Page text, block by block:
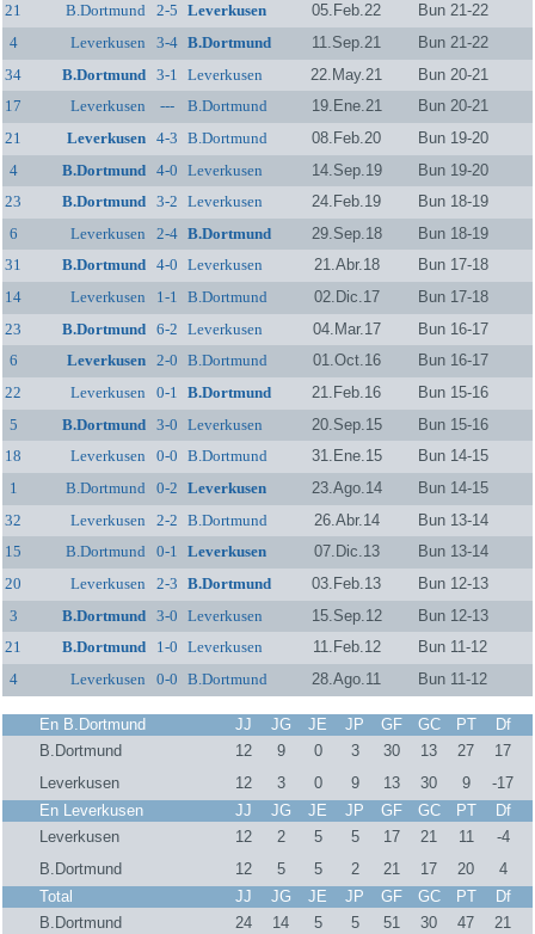
21
B.Dortmund 2-5 Leverkusen 05.Feb.22
Bun 21-22
4
Leverkusen 3-4 B.Dortmund 11.Sep.21
Bun 21-22
34
B.Dortmund 3-1 Leverkusen 22.May.21
Bun 20-21
17
Leverkusen --- B.Dortmund 19.Ene.21
Bun 20-21
21
Leverkusen 4-3 B.Dortmund 08.Feb.20
Bun 19-20
4
B.Dortmund 4-0 Leverkusen 14.Sep.19
Bun 19-20
23
B.Dortmund 3-2 Leverkusen 24.Feb.19
Bun 18-19
6
Leverkusen 2-4 B.Dortmund 29.Sep.18
Bun 18-19
31
B.Dortmund 4-0 Leverkusen 21.Abr.18
Bun 17-18
14
Leverkusen 1-1 B.Dortmund 02.Dic.17
Bun 17-18
23
B.Dortmund 6-2 Leverkusen 04.Mar.17
Bun 16-17
6
Leverkusen 2-0 B.Dortmund 01.Oct.16
Bun 16-17
22
Leverkusen 0-1 B.Dortmund 21.Feb.16
Bun 15-16
5
B.Dortmund 3-0 Leverkusen 20.Sep.15
Bun 15-16
18
Leverkusen 0-0 B.Dortmund 31.Ene.15
Bun 14-15
1
B.Dortmund 0-2 Leverkusen 23.Ago.14
Bun 14-15
32
Leverkusen 2-2 B.Dortmund 26.Abr.14
Bun 13-14
15
B.Dortmund 0-1 Leverkusen 07.Dic.13
Bun 13-14
20
Leverkusen 2-3 B.Dortmund 03.Feb.13
Bun 12-13
3
B.Dortmund 3-0 Leverkusen 15.Sep.12
Bun 12-13
21
B.Dortmund 1-0 Leverkusen 11.Feb.12
Bun 11-12
4
Leverkusen 0-0 B.Dortmund 28.Ago.11 Bun 11-12
En B.Dortmund JJ JG JE JP GF GC PT
Df
B.Dortmund
12 9 0 3 30 13 27
17
Leverkusen
12 3 0 9 13 30 9
-17
En Leverkusen
JJ JG JE JP GF GC PT
Df
Leverkusen
12 2 5 5 17 21 11
-4
B.Dortmund
12 5 5 2 21 17 20
4
Total
JJ JG JE JP GF GC PT
Df
B.Dortmund
24 14 5 5 51 30 47
21